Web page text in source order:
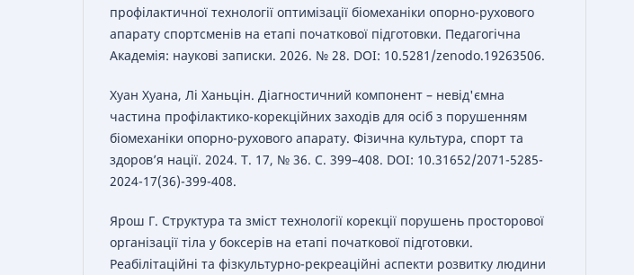
профілактичної технології оптимізації біомеханіки опорно-рухового
апарату спортсменів на етапі початкової підготовки. Педагогічна
Академія: наукові записки. 2026. № 28. DOI: 10.5281/zenodo.19263506.
Хуан Хуана, Лі Ханьцін. Діагностичний компонент – невід'ємна
частина профілактико-корекційних заходів для осіб з порушенням
біомеханіки опорно-рухового апарату. Фізична культура, спорт та
здоров’я нації. 2024. Т. 17, № 36. С. 399–408. DOI: 10.31652/2071-5285-
2024-17(36)-399-408.
Ярош Г. Структура та зміст технології корекції порушень просторової
організації тіла у боксерів на етапі початкової підготовки.
Реабілітаційні та фізкультурно-рекреаційні аспекти розвитку людини